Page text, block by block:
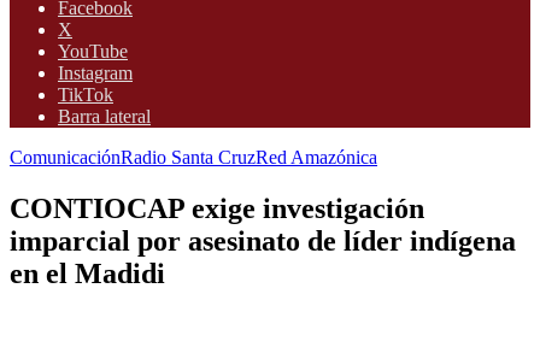
Facebook
X
YouTube
Instagram
TikTok
Barra lateral
ComunicaciónRadio Santa CruzRed Amazónica
CONTIOCAP exige investigación
imparcial por asesinato de líder indígena
en el Madidi